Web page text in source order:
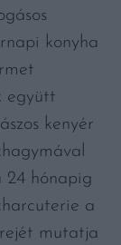
konyha
együtt
kenyér
24 hónapig
a
mutatja